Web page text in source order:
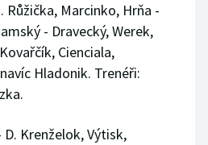
Růžička, Marcinko, Hrňa -
- Dravecký, Werek,
Cienciala,
Hladonik. Trenéři:
Krenželok, Výtisk,